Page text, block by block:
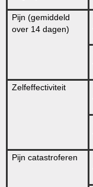
Pijn (gemiddeld
over 14 dagen)
Zelfeffectiviteit
Pijn catastroferen